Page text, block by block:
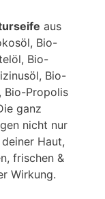
aus
Bio-
Bio-
Bio-
Bio-Propolis
ganz
nicht nur
Haut,
frischen &
Wirkung.